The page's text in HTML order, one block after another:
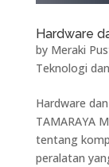
Hardware
by Meraki
Teknologi
Hardware
TAMARAYA
tentang
peralatan